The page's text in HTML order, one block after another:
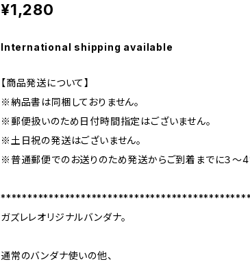
¥1,280
International shipping available
【商品発送について】
※納品書は同梱しておりません。
※郵便扱いのため日付時間指定はございません。
※土日祝の発送はございません。
※普通郵便でのお送りのため発送からご到着までに３〜4
ガズレレオリジナルバンダナ。
通常のバンダナ使いの他、